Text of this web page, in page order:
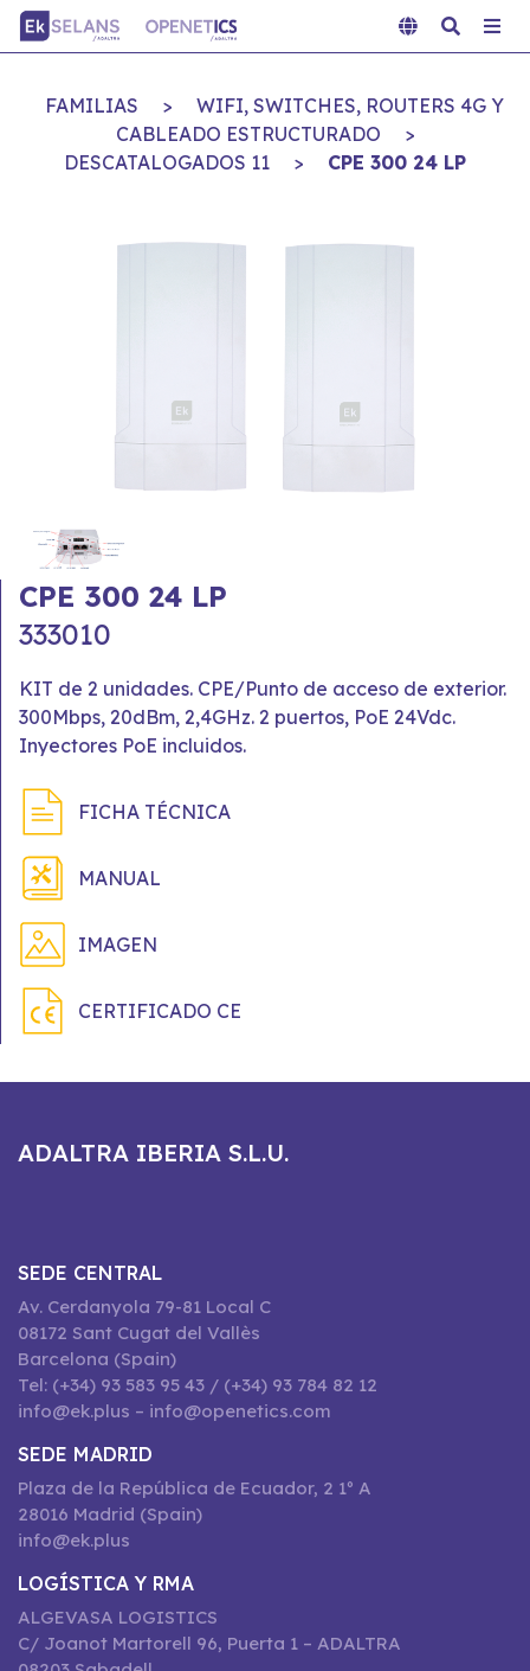
FAMILIAS >
WIFI, SWITCHES, ROUTERS 4G Y
CABLEADO ESTRUCTURADO
>
DESCATALOGADOS 11
> CPE 300 24 LP
CPE 300 24 LP
333010
KIT de 2 unidades. CPE/Punto de acceso de exterior.
300Mbps, 20dBm, 2,4GHz. 2 puertos, PoE 24Vdc.
Inyectores PoE incluidos.
FICHA TÉCNICA
MANUAL
IMAGEN
CERTIFICADO CE
ADALTRA IBERIA S.L.U.
SEDE CENTRAL
Av. Cerdanyola 79-81 Local C
08172 Sant Cugat del Vallès
Barcelona (Spain)
Tel: (+34) 93 583 95 43 / (+34) 93 784 82 12
info@ek.plus – info@openetics.com
SEDE MADRID
Plaza de la República de Ecuador, 2 1º A
28016 Madrid (Spain)
info@ek.plus
LOGÍSTICA Y RMA
ALGEVASA LOGISTICS
C/ Joanot Martorell 96, Puerta 1 – ADALTRA